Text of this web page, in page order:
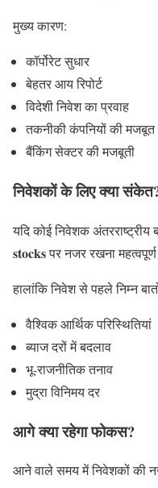
मुख्य कारण:
कॉर्पोरेट सुधार
बेहतर आय रिपोर्ट
विदेशी निवेश का प्रवाह
तकनीकी कंपनियों की मजबूत
बैंकिंग सेक्टर की मजबूती
निवेशकों के लिए क्या
यदि कोई निवेशक अंतरराष्ट्रीय
stocksपर नजर रखना
हालांकि निवेश से पहले निम्न
वैश्विक आर्थिक परिस्थितियां
ब्याज दरों में बदलाव
भू-राजनीतिक तनाव
मुद्रा विनिमय दर
आगे क्या रहेगा फोकस?
आने वाले समय में निवेशकों की